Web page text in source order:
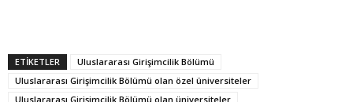
ETİKETLER
Uluslararası Girişimcilik Bölümü
Uluslararası Girişimcilik Bölümü olan özel üniversiteler
Uluslararası Girişimcilik Bölümü olan üniversiteler